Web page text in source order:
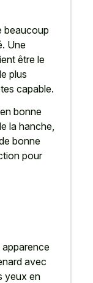
beaucoup
Une
être le
plus
capable.
bonne
la hanche,
bonne
pour
avec
yeux en